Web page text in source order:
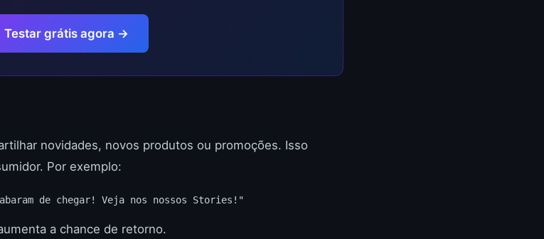
Testar grátis agora →
novidades, novos produtos ou promoções. Isso
Por exemplo:
de chegar! Veja nos nossos Stories!"
a chance de retorno.